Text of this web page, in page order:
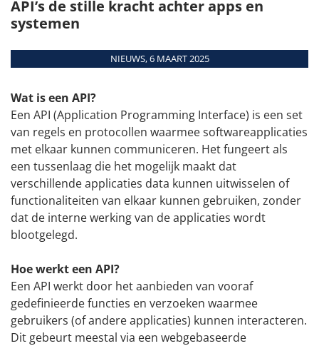
Interfaces
machines
Aanmelden
voor training
Download
MEER DATUMS
API’s de stille kracht achter apps en
systemen
NIEUWS, 6 MAART 2025
Wat is een API?
Een API (Application Programming Interface) is een set
van regels en protocollen waarmee softwareapplicaties
met elkaar kunnen communiceren. Het fungeert als
een tussenlaag die het mogelijk maakt dat
verschillende applicaties data kunnen uitwisselen of
functionaliteiten van elkaar kunnen gebruiken, zonder
dat de interne werking van de applicaties wordt
blootgelegd.
Hoe werkt een API?
Een API werkt door het aanbieden van vooraf
gedefinieerde functies en verzoeken waarmee
gebruikers (of andere applicaties) kunnen interacteren.
Dit gebeurt meestal via een webgebaseerde